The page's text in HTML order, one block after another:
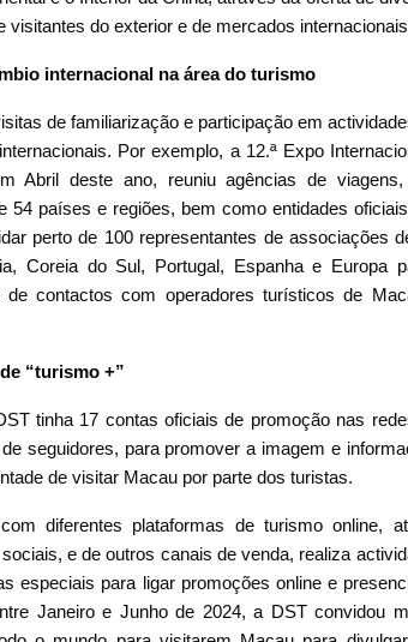
visitantes do exterior e de mercados
internacional na área do turismo
de familiarização e participação em
Por exemplo, a 12.ª Expo
Abril deste ano, reuniu agências de
54 países e regiões, bem como entidades
perto de 100 representantes de associações
Coreia do Sul, Portugal, Espanha e Europa
contactos com operadores turísticos de
“turismo +”
tinha 17 contas oficiais de promoção nas
seguidores, para promover a imagem e
de visitar Macau por parte dos turistas.
diferentes plataformas de turismo online,
e de outros canais de venda, realiza
especiais para ligar promoções online e
Janeiro e Junho de 2024, a DST convidou